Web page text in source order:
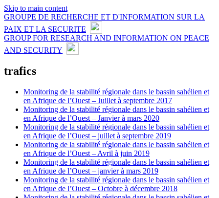
Skip to main content
GROUPE DE RECHERCHE ET D'INFORMATION SUR LA
PAIX ET LA SECURITE
GROUP FOR RESEARCH AND INFORMATION ON PEACE
AND SECURITY
trafics
Monitoring de la stabilité régionale dans le bassin sahélien et
en Afrique de l’Ouest – Juillet à septembre 2017
Monitoring de la stabilité régionale dans le bassin sahélien et
en Afrique de l’Ouest – Janvier à mars 2020
Monitoring de la stabilité régionale dans le bassin sahélien et
en Afrique de l’Ouest – juillet à septembre 2019
Monitoring de la stabilité régionale dans le bassin sahélien et
en Afrique de l’Ouest – Avril à juin 2019
Monitoring de la stabilité régionale dans le bassin sahélien et
en Afrique de l’Ouest – janvier à mars 2019
Monitoring de la stabilité régionale dans le bassin sahélien et
en Afrique de l’Ouest – Octobre à décembre 2018